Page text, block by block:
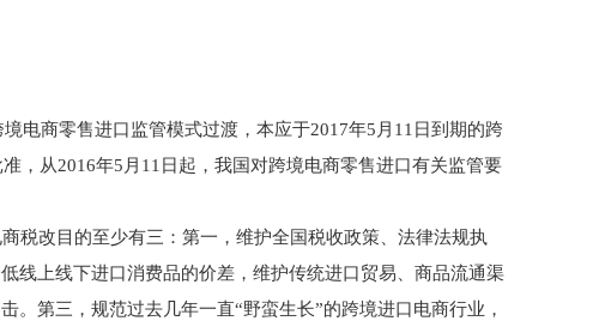
电商零售进口监管模式过渡，本应于2017年5月11日到期的跨
，从2016年5月11日起，我国对跨境电商零售进口有关监管要
改目的至少有三：第一，维护全国税收政策、法律法规执
线上线下进口消费品的价差，维护传统进口贸易、商品流通渠
第三，规范过去几年一直“野蛮生长”的跨境进口电商行业，